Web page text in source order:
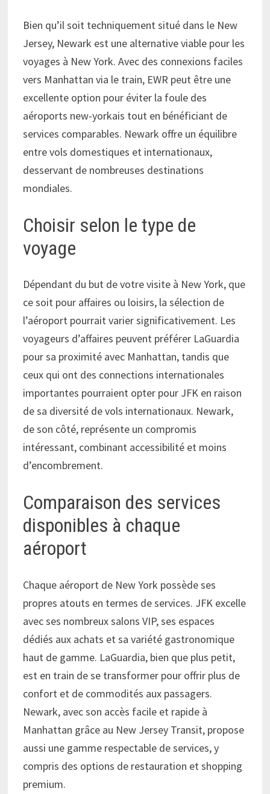
Bien qu’il soit techniquement situé dans le New
Jersey, Newark est une alternative viable pour les
voyages à New York. Avec des connexions faciles
vers Manhattan via le train, EWR peut être une
excellente option pour éviter la foule des
aéroports new-yorkais tout en bénéficiant de
services comparables. Newark offre un équilibre
entre vols domestiques et internationaux,
desservant de nombreuses destinations
mondiales.
Choisir selon le type de
voyage
Dépendant du but de votre visite à New York, que
ce soit pour affaires ou loisirs, la sélection de
l’aéroport pourrait varier significativement. Les
voyageurs d’affaires peuvent préférer LaGuardia
pour sa proximité avec Manhattan, tandis que
ceux qui ont des connections internationales
importantes pourraient opter pour JFK en raison
de sa diversité de vols internationaux. Newark,
de son côté, représente un compromis
intéressant, combinant accessibilité et moins
d’encombrement.
Comparaison des services
disponibles à chaque
aéroport
Chaque aéroport de New York possède ses
propres atouts en termes de services. JFK excelle
avec ses nombreux salons VIP, ses espaces
dédiés aux achats et sa variété gastronomique
haut de gamme. LaGuardia, bien que plus petit,
est en train de se transformer pour offrir plus de
confort et de commodités aux passagers.
Newark, avec son accès facile et rapide à
Manhattan grâce au New Jersey Transit, propose
aussi une gamme respectable de services, y
compris des options de restauration et shopping
premium.